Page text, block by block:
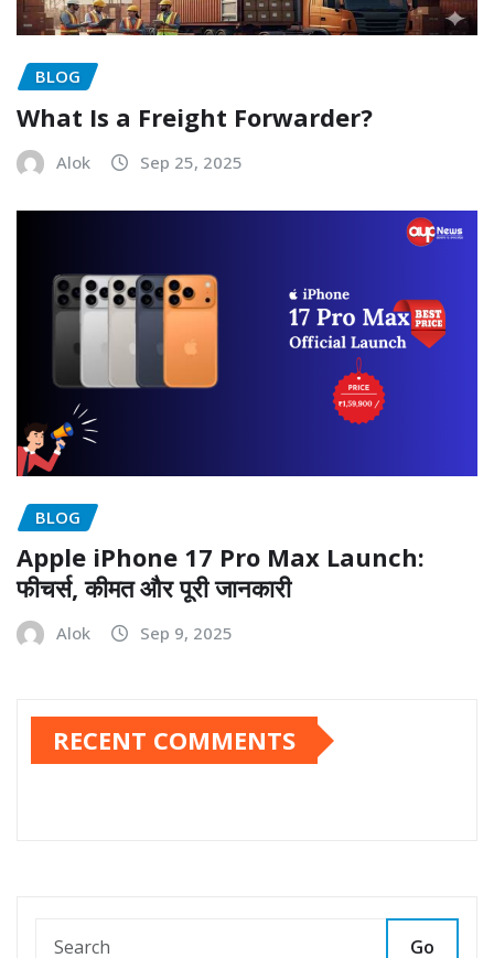
BLOG
What Is a Freight Forwarder?
Alok Sep 25, 2025
BLOG
Apple iPhone 17 Pro Max Launch:
फीचर्स, कीमत और पूरी जानकारी
Alok Sep 9, 2025
RECENT COMMENTS
Go